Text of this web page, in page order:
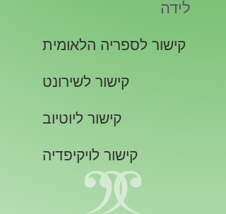
לידה
קישור לספריה הלאומית
קישור לשירונט
קישור ליוטיוב
קישור לויקיפדיה